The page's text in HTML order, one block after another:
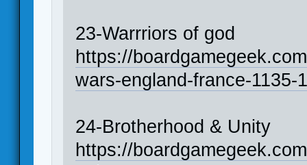
23-Warrriors of god
https://
wars-england-france-1135-
24-Brotherhood & Unity
https://